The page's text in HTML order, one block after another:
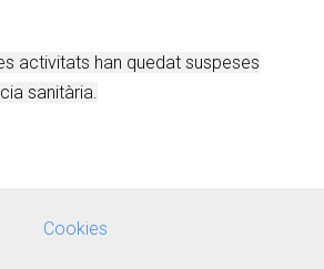
activitats han quedat suspeses
sanitària.
Cookies